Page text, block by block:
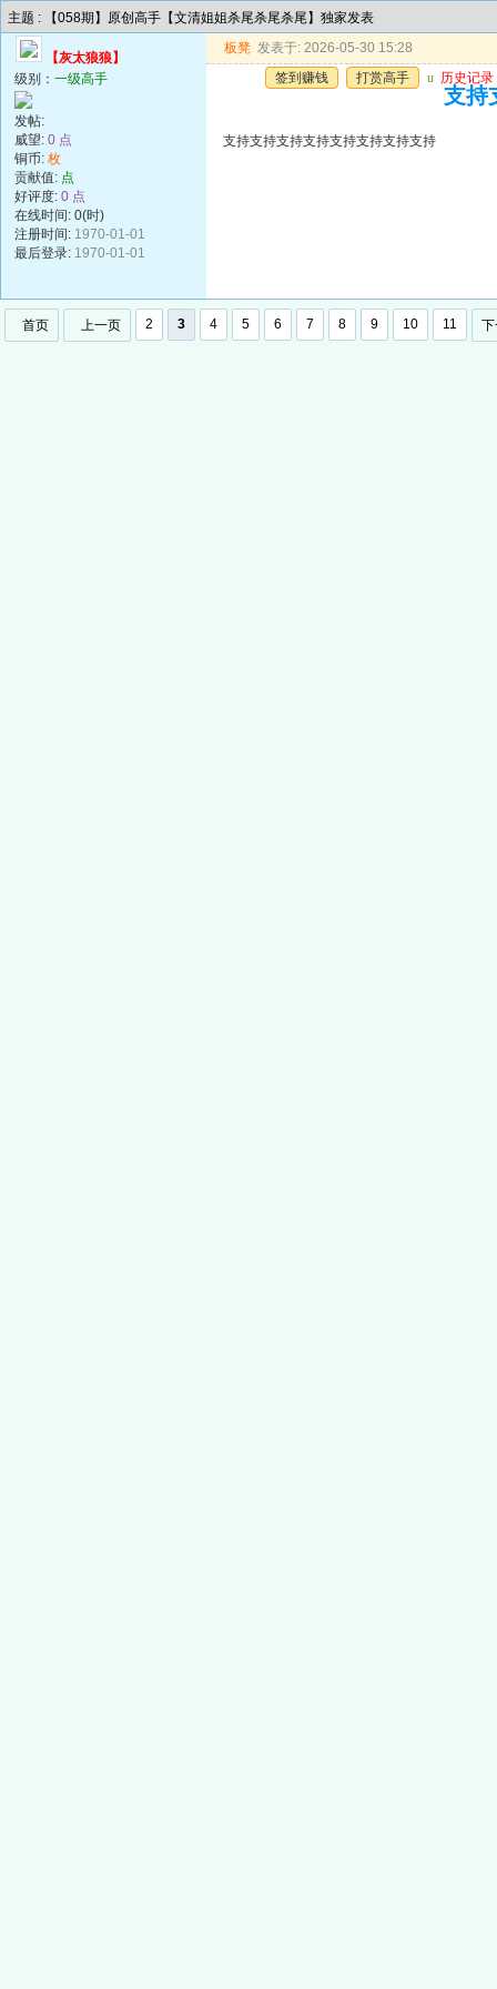
主题 : 【058期】原创高手【文清姐姐杀尾杀尾杀尾】独家发表
【灰太狼狼】
级别： 一级高手
发帖:
威望: 0 点
铜币: 枚
贡献值: 点
好评度: 0 点
在线时间: 0(时)
注册时间: 1970-01-01
最后登录: 1970-01-01
板凳 发表于: 2026-05-30 15:28
签到赚钱
打赏高手 u 历史记录
支持
支持支持支持支持支持支持支持支持
首页 上一页 2 3 4 5 6 7 8 9 10 11